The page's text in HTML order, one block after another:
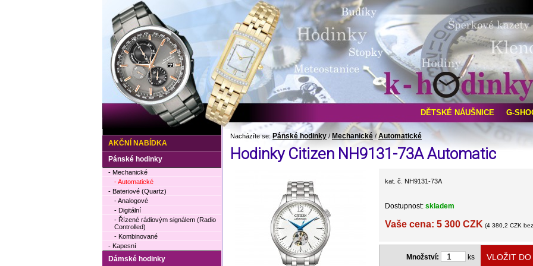
Nacházíte se: Pánské hodinky / Mechanické / Automatické
Hodinky Citizen NH9131-73A Automatic
kat. č. NH9131-73A
Dostupnost: skladem
Vaše cena: 5 300 CZK (4 380,2 CZK
Množství: ks
AKČNÍ NABÍDKA
Pánské hodinky
- Mechanické
- Automatické
- Bateriové (Quartz)
- Analogové
- Digitální
- Řízené rádiovým signálem (Radio
Controlled)
- Kombinované
- Kapesní
Dámské hodinky
DĚTSKÉ NÁUŠNICE G-